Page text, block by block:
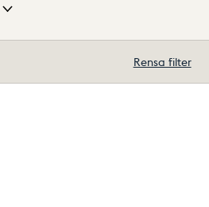
Rensa filter